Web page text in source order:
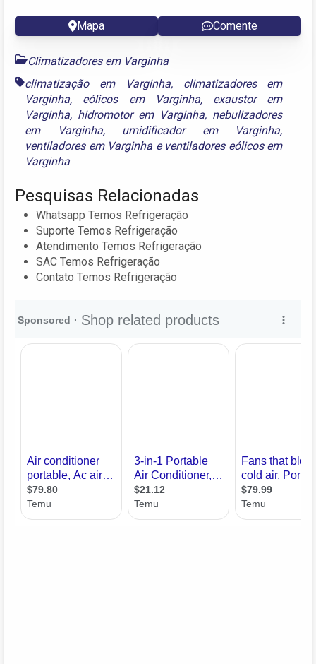
Mapa Comente
Climatizadores em Varginha
climatização em Varginha, climatizadores em
Varginha, eólicos em Varginha, exaustor em
Varginha, hidromotor em Varginha, nebulizadores
em Varginha, umidificador em Varginha,
ventiladores em Varginha e ventiladores eólicos em
Varginha
Pesquisas Relacionadas
Whatsapp Temos Refrigeração
Suporte Temos Refrigeração
Atendimento Temos Refrigeração
SAC Temos Refrigeração
Contato Temos Refrigeração